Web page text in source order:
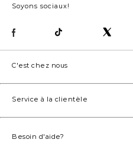
Soyons sociaux!
C'est chez nous
Service à la clientèle
Besoin d'aide?